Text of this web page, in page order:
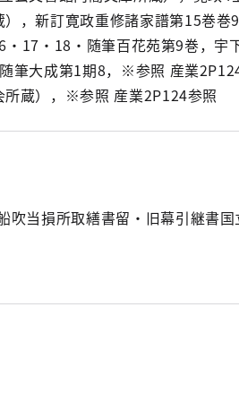
），新訂寛政重修諸家譜第15巻
17・18・随筆百花苑第9巻，宇
筆大成第1期8，※参照 産業
所蔵），※参照 産業2P124参照
吹当損所取繕書留・旧幕引継書